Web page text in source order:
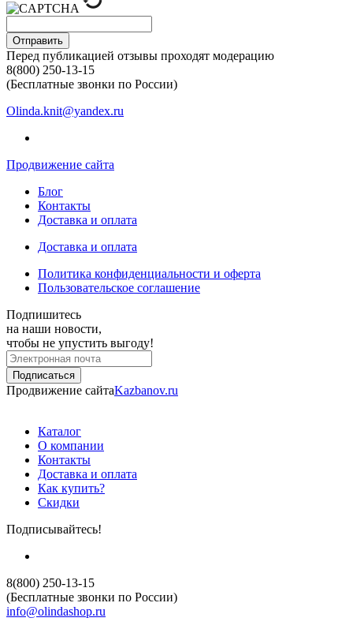
Отправить
Перед публикацией отзывы проходят модерацию
8(800) 250-13-15
(Бесплатные звонки по России)
Olinda.knit@yandex.ru
Продвижение сайта
Блог
Контакты
Доставка и оплата
Доставка и оплата
Политика конфиденциальности и оферта
Пользовательское соглашение
Подпишитесь
на наши новости,
чтобы не упустить выгоду!
Продвижение сайтаKazbanov.ru
Каталог
О компании
Контакты
Доставка и оплата
Как купить?
Скидки
Подписывайтесь!
8(800) 250-13-15
(Бесплатные звонки по России)
info@olindashop.ru